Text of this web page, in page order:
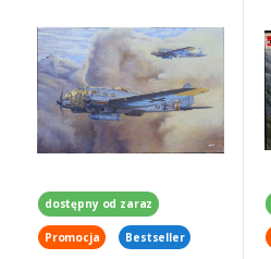
dostępny od zaraz
Promocja Bestseller